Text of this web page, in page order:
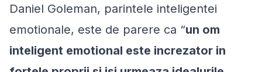
Daniel Goleman, parintele inteligentei
emotionale, este de parere ca “un om
inteligent emotional este increzator in